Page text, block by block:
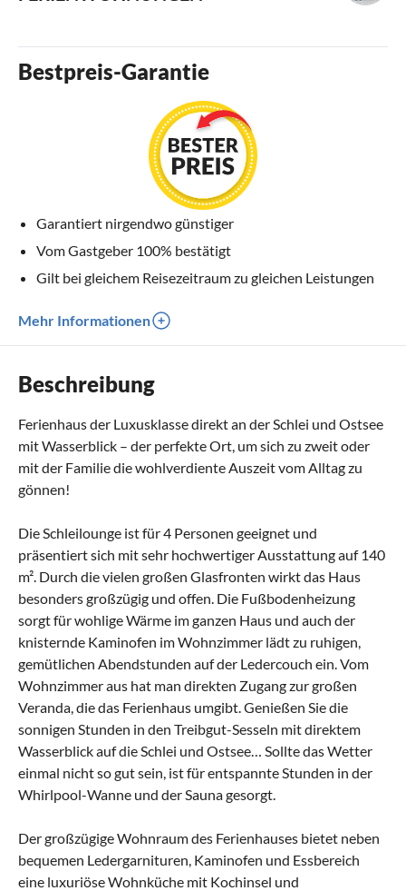
Bestpreis-Garantie
Garantiert nirgendwo günstiger
Vom Gastgeber 100% bestätigt
Gilt bei gleichem Reisezeitraum zu gleichen Leistungen
Mehr Informationen
Beschreibung
Ferienhaus der Luxusklasse direkt an der Schlei und Ostsee
mit Wasserblick – der perfekte Ort, um sich zu zweit oder
mit der Familie die wohlverdiente Auszeit vom Alltag zu
gönnen!
Die Schleilounge ist für 4 Personen geeignet und
präsentiert sich mit sehr hochwertiger Ausstattung auf 140
m². Durch die vielen großen Glasfronten wirkt das Haus
besonders großzügig und offen. Die Fußbodenheizung
sorgt für wohlige Wärme im ganzen Haus und auch der
knisternde Kaminofen im Wohnzimmer lädt zu ruhigen,
gemütlichen Abendstunden auf der Ledercouch ein. Vom
Wohnzimmer aus hat man direkten Zugang zur großen
Veranda, die das Ferienhaus umgibt. Genießen Sie die
sonnigen Stunden in den Treibgut-Sesseln mit direktem
Wasserblick auf die Schlei und Ostsee… Sollte das Wetter
einmal nicht so gut sein, ist für entspannte Stunden in der
Whirlpool-Wanne und der Sauna gesorgt.
Der großzügige Wohnraum des Ferienhauses bietet neben
bequemen Ledergarnituren, Kaminofen und Essbereich
eine luxuriöse Wohnküche mit Kochinsel und